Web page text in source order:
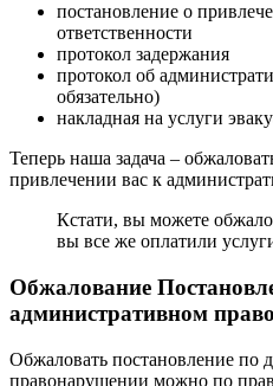
постановление о
ответственности
протокол задержания
протокол об
обязательно)
накладная на услуги
Теперь наша задача –
привлечении вас к
Кстати, вы можете
вы все же оплатили
Обжалование
административном
Обжаловать постановление по
правонарушении можно по